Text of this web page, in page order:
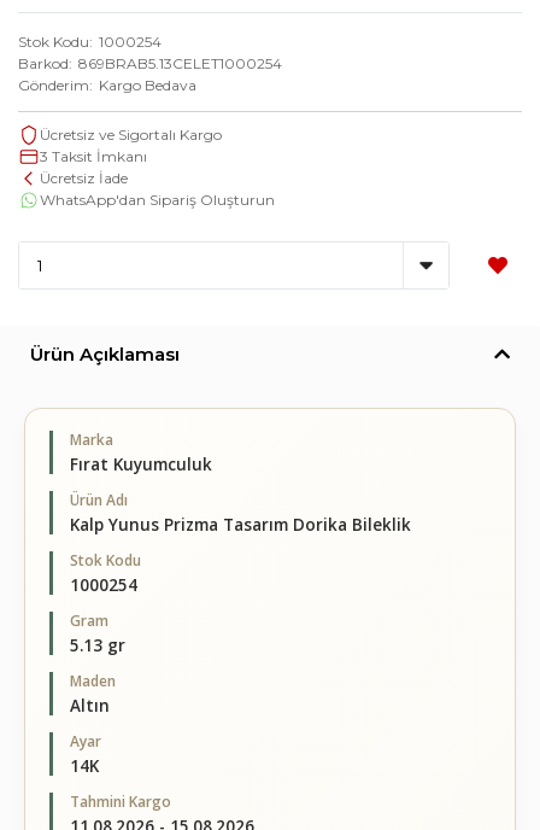
Stok Kodu 1000254
Barkod 869BRAB5.13CELET1000254
Gönderim
Kargo Bedava
Ücretsiz ve Sigortalı Kargo
3 Taksit İmkanı
Ücretsiz İade
WhatsApp'dan Sipariş Oluşturun
Ürün Açıklaması
Marka
Fırat Kuyumculuk
Ürün Adı
Kalp Yunus Prizma Tasarım Dorika Bileklik
Stok Kodu
1000254
Gram
5.13 gr
Maden
Altın
Ayar
14K
Tahmini Kargo